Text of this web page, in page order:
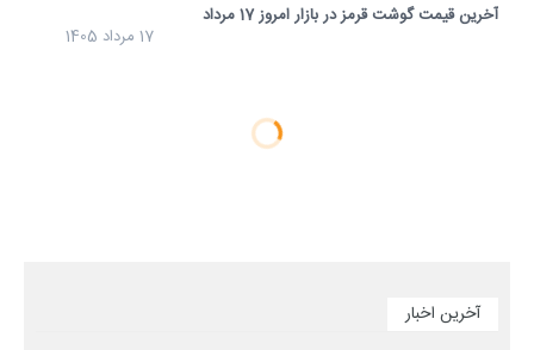
آخرین قیمت گوشت قرمز در بازار امروز 17 مرداد
17 مرداد 1405
آخرین اخبار